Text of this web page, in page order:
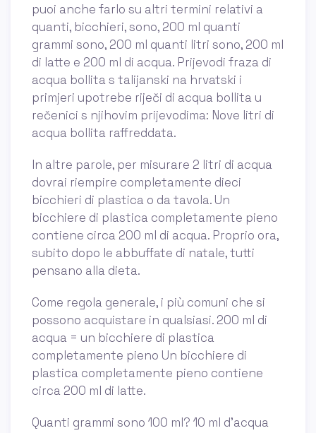
puoi anche farlo su altri termini relativi a
quanti, bicchieri, sono, 200 ml quanti
grammi sono, 200 ml quanti litri sono, 200 ml
di latte e 200 ml di acqua. Prijevodi fraza di
acqua bollita s talijanski na hrvatski i
primjeri upotrebe riječi di acqua bollita u
rečenici s njihovim prijevodima: Nove litri di
acqua bollita raffreddata.
In altre parole, per misurare 2 litri di acqua
dovrai riempire completamente dieci
bicchieri di plastica o da tavola. Un
bicchiere di plastica completamente pieno
contiene circa 200 ml di acqua. Proprio ora,
subito dopo le abbuffate di natale, tutti
pensano alla dieta.
Come regola generale, i più comuni che si
possono acquistare in qualsiasi. 200 ml di
acqua = un bicchiere di plastica
completamente pieno Un bicchiere di
plastica completamente pieno contiene
circa 200 ml di latte.
Quanti grammi sono 100 ml? 10 ml d'acqua